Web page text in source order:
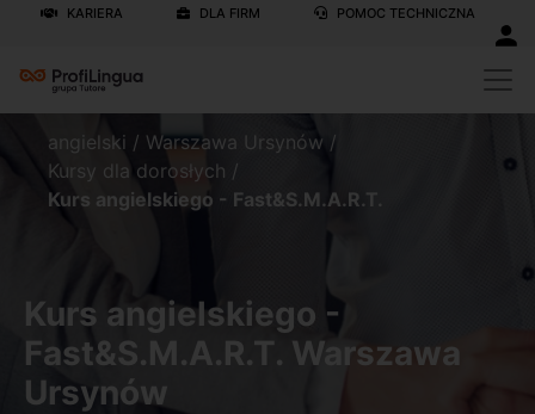
KARIERA DLA FIRM POMOC TECHNICZNA
angielski / Warszawa Ursynów /
Kursy dla dorosłych /
Kurs angielskiego - Fast&S.M.A.R.T.
Kurs angielskiego -
Fast&S.M.A.R.T. Warszawa
Ursynów